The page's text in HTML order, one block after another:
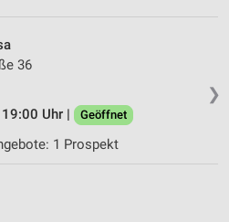
❯
36
Uhr |
Geöffnet
1 Prospekt